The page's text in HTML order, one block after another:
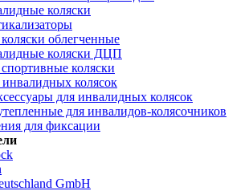
коляски
облегченные
коляски ДЦП
коляски
колясок
для инвалидных колясок
для инвалидов-колясочников
для фиксации
GmbH